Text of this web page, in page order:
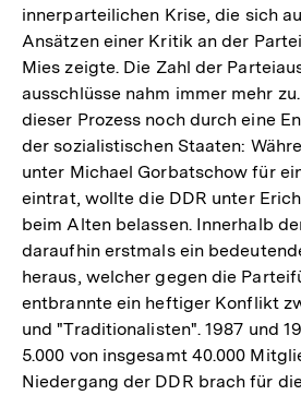
innerparteilichen Krise, die sich
Ansätzen einer Kritik an der
Mies zeigte. Die Zahl der
ausschlüsse nahm immer mehr
dieser Prozess noch durch eine
der sozialistischen Staaten:
unter Michael Gorbatschow für
eintrat, wollte die DDR unter
beim Alten belassen. Innerhalb
daraufhin erstmals ein
heraus, welcher gegen die
entbrannte ein heftiger Konflikt
und "Traditionalisten". 1987 und
5.000 von insgesamt 40.000
Niedergang der DDR brach für